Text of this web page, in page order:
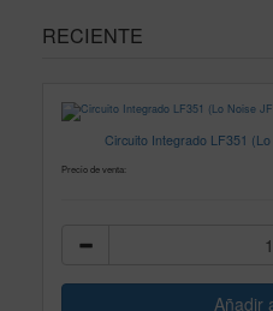
RECIENTE
Circuito Integrado LF351
Precio de venta: